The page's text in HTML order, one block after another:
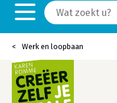
Werk en loopbaan